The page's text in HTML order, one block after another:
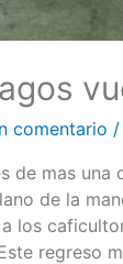
comentario /
de mas una
de la
los
regreso